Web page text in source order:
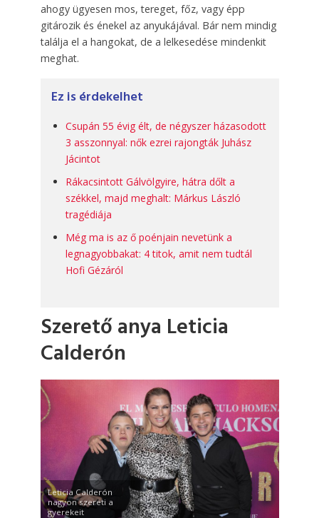
ahogy ügyesen mos, tereget, főz, vagy épp
gitározik és énekel az anyukájával. Bár nem mindig
találja el a hangokat, de a lelkesedése mindenkit
meghat.
Ez is érdekelhet
Csupán 55 évig élt, de négyszer házasodott
3 asszonnyal: nők ezrei rajongták Juhász
Jácintot
Rákacsintott Gálvölgyire, hátra dőlt a
székkel, majd meghalt: Márkus László
tragédiája
Még ma is az ő poénjain nevetünk a
legnagyobbakat: 4 titok, amit nem tudtál
Hofi Gézáról
Szerető anya Leticia
Calderón
Leticia Calderón
nagyon szereti a
gyerekeit